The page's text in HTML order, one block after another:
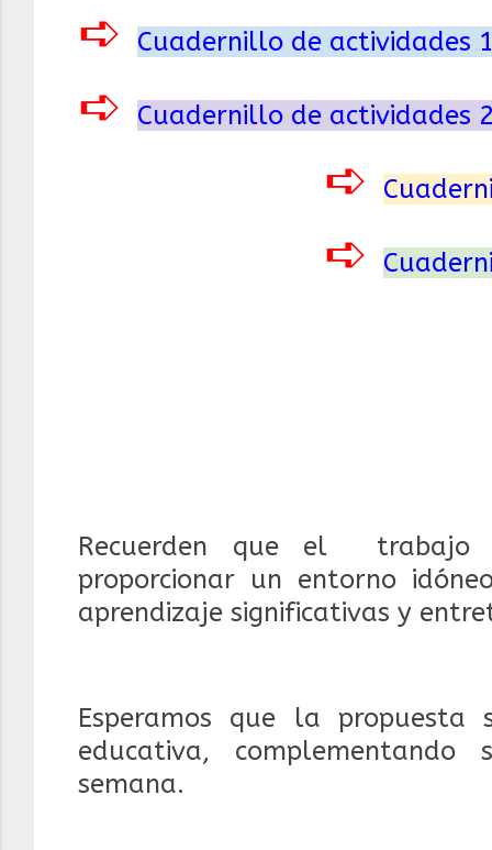
➪ Cuadernillo de actividades
➪ Cuadernillo de actividades
➪
➪
Recuerden que el trabajo
proporcionar un entorno
aprendizaje significativas y
Esperamos que la
educativa,
semana.